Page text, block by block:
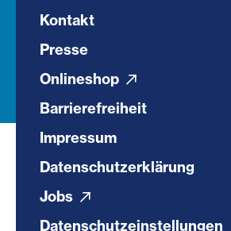
Kontakt
Presse
Onlineshop
Barrierefreiheit
Impressum
Datenschutzerklärung
Jobs
Datenschutzeinstellungen